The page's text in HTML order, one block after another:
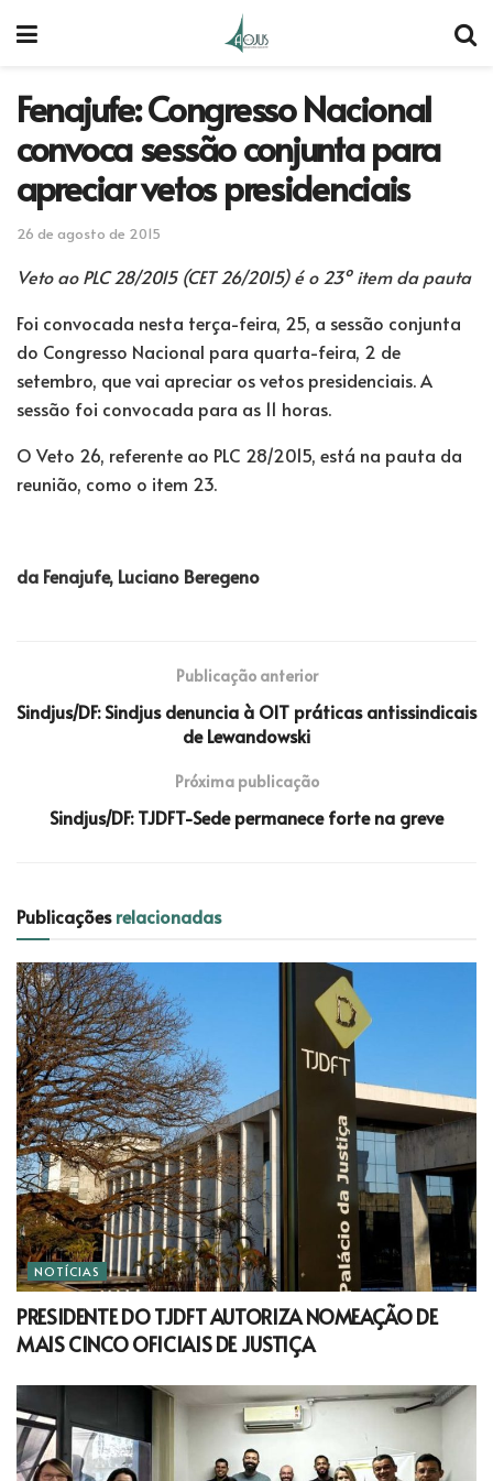
Fenajufe: Congresso Nacional
convoca sessão conjunta para
apreciar vetos presidenciais
26 de agosto de 2015
Veto ao PLC 28/2015 (CET 26/2015) é o 23º item da pauta
Foi convocada nesta terça-feira, 25, a sessão conjunta
do Congresso Nacional para quarta-feira, 2 de
setembro, que vai apreciar os vetos presidenciais. A
sessão foi convocada para as 11 horas.
O Veto 26, referente ao PLC 28/2015, está na pauta da
reunião, como o item 23.
da Fenajufe, Luciano Beregeno
Publicação anterior
Sindjus/DF: Sindjus denuncia à OIT práticas antissindicais
de Lewandowski
Próxima publicação
Sindjus/DF: TJDFT-Sede permanece forte na greve
Publicaçõesrelacionadas
NOTÍCIAS
PRESIDENTE DO TJDFT AUTORIZA NOMEAÇÃO DE
MAIS CINCO OFICIAIS DE JUSTIÇA